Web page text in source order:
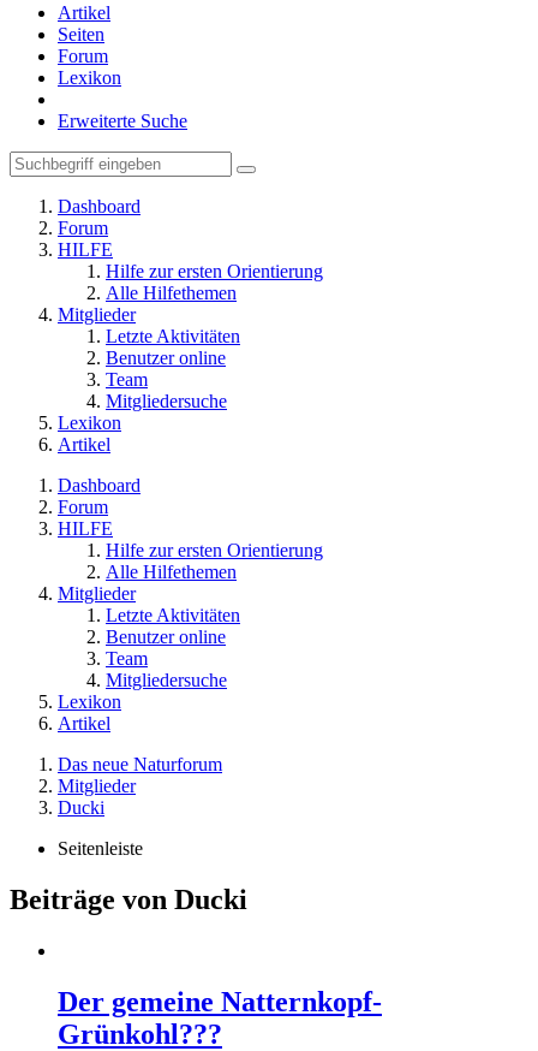
Artikel
Seiten
Forum
Lexikon
Erweiterte Suche
Dashboard
Forum
HILFE
Hilfe zur ersten Orientierung
Alle Hilfethemen
Mitglieder
Letzte Aktivitäten
Benutzer online
Team
Mitgliedersuche
Lexikon
Artikel
Dashboard
Forum
HILFE
Hilfe zur ersten Orientierung
Alle Hilfethemen
Mitglieder
Letzte Aktivitäten
Benutzer online
Team
Mitgliedersuche
Lexikon
Artikel
Das neue Naturforum
Mitglieder
Ducki
Seitenleiste
Beiträge von Ducki
Der gemeine Natternkopf-
Grünkohl???